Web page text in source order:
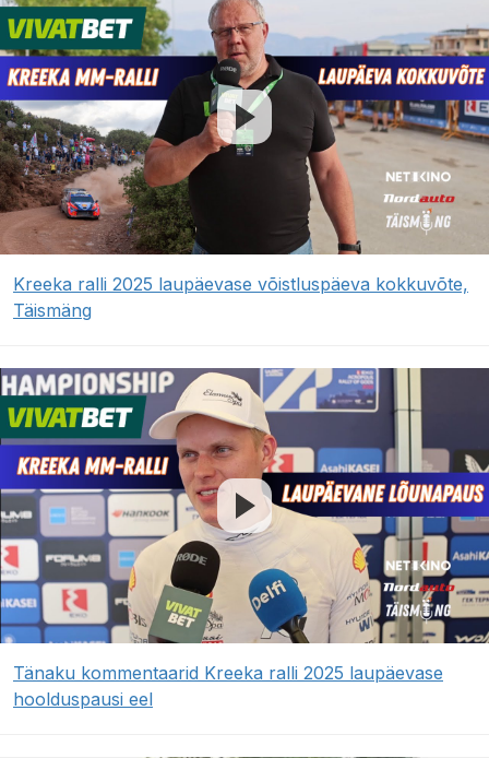
Kreeka ralli 2025 laupäevase võistluspäeva kokkuvõte,
Täismäng
Tänaku kommentaarid Kreeka ralli 2025 laupäevase
hoolduspausi eel